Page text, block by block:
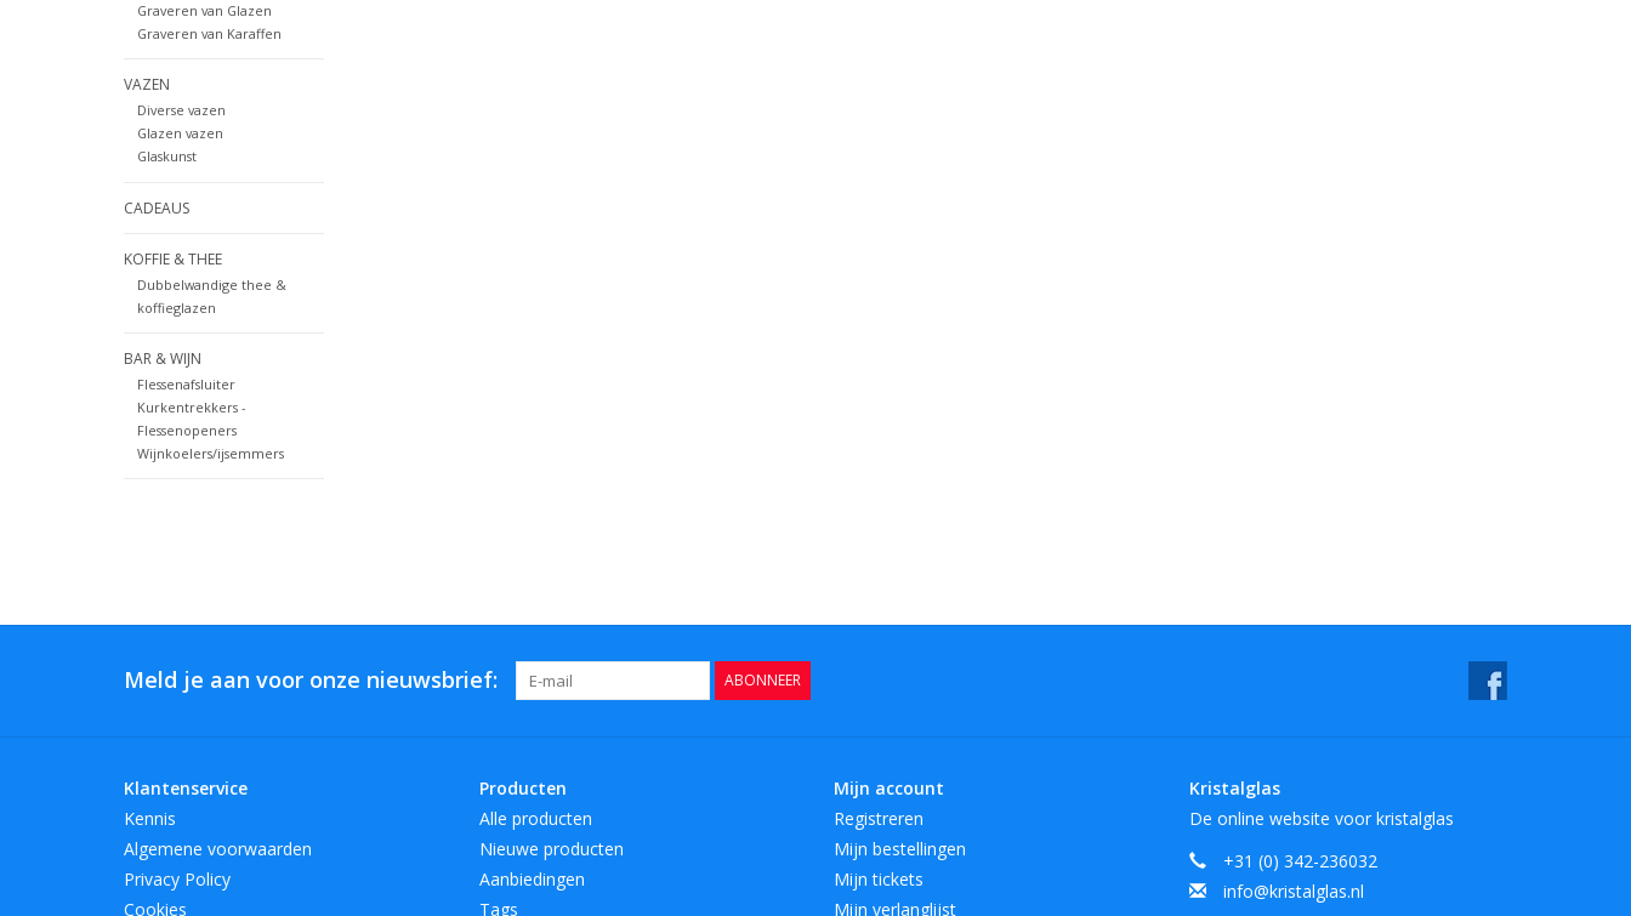
Graveren van Glazen
Graveren van Karaffen
VAZEN
Diverse vazen
Glazen vazen
Glaskunst
CADEAUS
KOFFIE & THEE
Dubbelwandige thee &
koffieglazen
BAR & WIJN
Flessenafsluiter
Kurkentrekkers -
Flessenopeners
Wijnkoelers/ijsemmers
Meld je aan voor onze nieuwsbrief: ABONNEER
Klantenservice
Kennis
Algemene voorwaarden
Privacy Policy
Cookies
Producten
Alle producten
Nieuwe producten
Aanbiedingen
Tags
Mijn account
Registreren
Mijn bestellingen
Mijn tickets
Mijn verlanglijst
Kristalglas
De online website voor kristalglas
+31 (0) 342-236032
info@kristalglas.nl